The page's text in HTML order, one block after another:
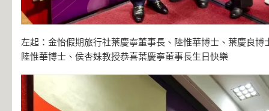
左起：金怡假期旅行社葉慶寧董事長、陸惟華博士、葉慶良博
陸惟華博士、侯杏妹教授恭喜葉慶寧董事長生日快樂